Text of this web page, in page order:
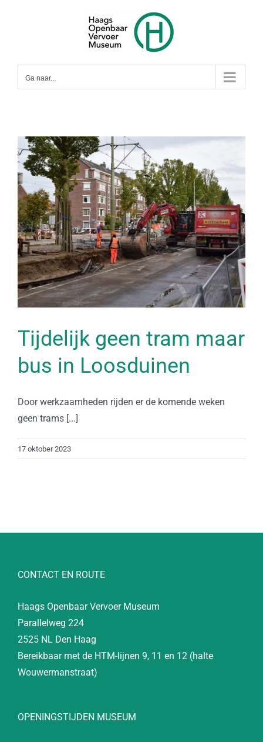
Ga naar...
Tijdelijk geen tram maar
bus in Loosduinen
Door werkzaamheden rijden er de komende weken
geen trams [...]
17 oktober 2023
CONTACT EN ROUTE
Haags Openbaar Vervoer Museum
Parallelweg 224
2525 NL Den Haag
Bereikbaar met de HTM-lijnen 9, 11 en 12 (halte
Wouwermanstraat)
OPENINGSTIJDEN MUSEUM